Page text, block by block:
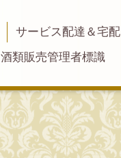
サービス配達＆宅配
酒類販売管理者標識